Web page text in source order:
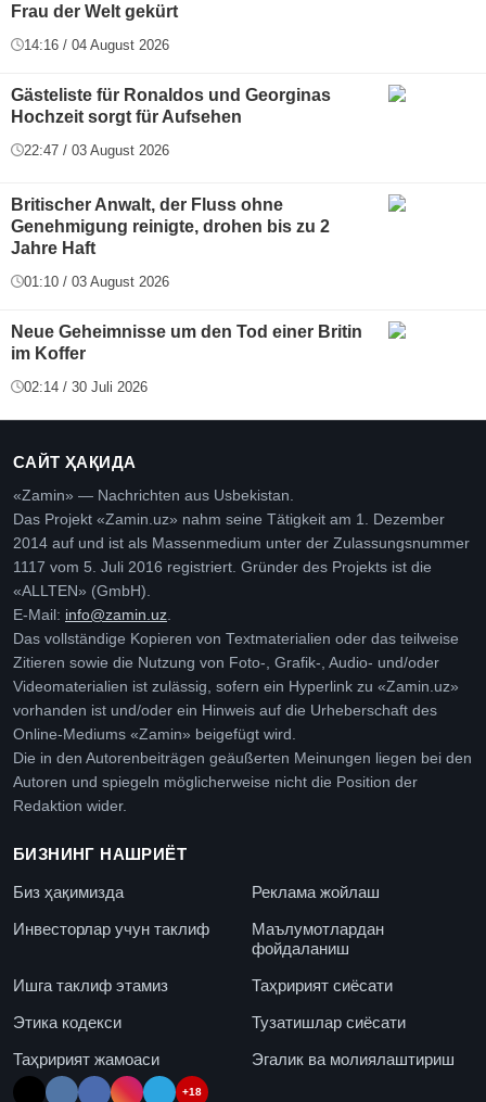
Frau der Welt gekürt
14:16 / 04 August 2026
Gästeliste für Ronaldos und Georginas
Hochzeit sorgt für Aufsehen
22:47 / 03 August 2026
Britischer Anwalt, der Fluss ohne
Genehmigung reinigte, drohen bis zu 2
Jahre Haft
01:10 / 03 August 2026
Neue Geheimnisse um den Tod einer Britin
im Koffer
02:14 / 30 Juli 2026
САЙТ ҲАҚИДА
«Zamin» — Nachrichten aus Usbekistan.
Das Projekt «Zamin.uz» nahm seine Tätigkeit am 1. Dezember
2014 auf und ist als Massenmedium unter der Zulassungsnummer
1117 vom 5. Juli 2016 registriert. Gründer des Projekts ist die
«ALLTEN» (GmbH).
E-Mail: info@zamin.uz
Das vollständige Kopieren von Textmaterialien oder das teilweise
Zitieren sowie die Nutzung von Foto-, Grafik-, Audio- und/oder
Videomaterialien ist zulässig, sofern ein Hyperlink zu «Zamin.uz»
vorhanden ist und/oder ein Hinweis auf die Urheberschaft des
Online-Mediums «Zamin» beigefügt wird.
Die in den Autorenbeiträgen geäußerten Meinungen liegen bei den
Autoren und spiegeln möglicherweise nicht die Position der
Redaktion wider.
БИЗНИНГ НАШРИЁТ
Биз ҳақимизда
Реклама жойлаш
Инвесторлар учун таклиф
Маълумотлардан
фойдаланиш
Ишга таклиф этамиз
Таҳририят сиёсати
Этика кодекси
Тузатишлар сиёсати
Таҳририят жамоаси
Эгалик ва молиялаштириш
+18